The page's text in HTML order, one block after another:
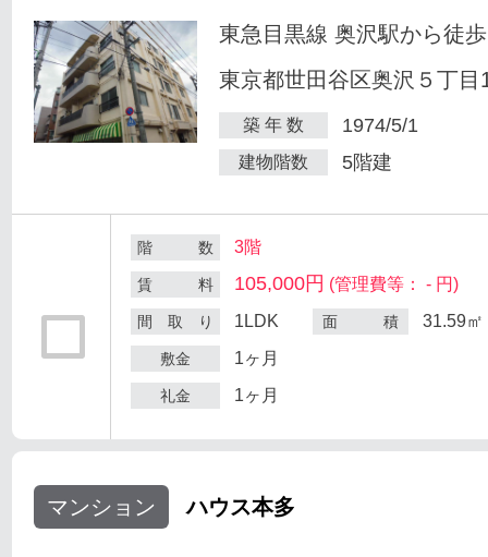
東急目黒線 奥沢駅から徒
東京都世田谷区奥沢５丁目
築 年 数 1974/5/1
建物階数 5階建
階 数 3階
賃 料 105,000円 (管理費等： - 円)
間 取 り 1LDK 面 積 31.59㎡
敷金 1ヶ月
礼金 1ヶ月
マンション ハウス本多